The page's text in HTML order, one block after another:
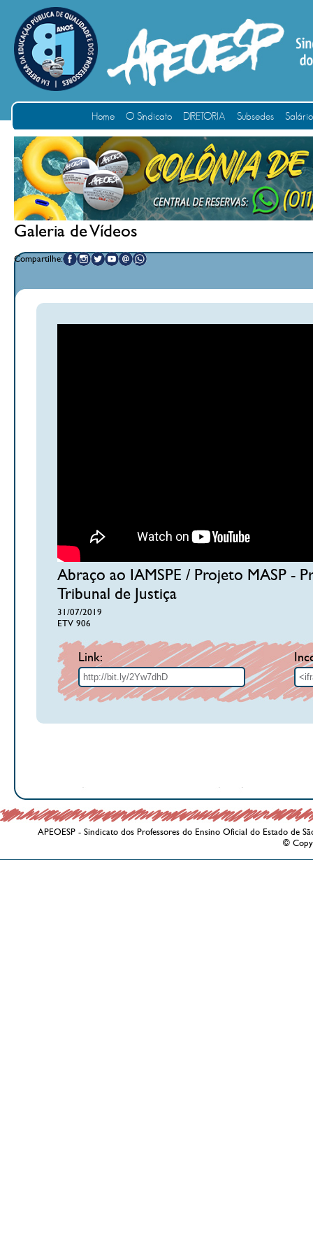
Home O Sindicato DIRETORIA Subsedes
Galeria de Vídeos
Compartilhe:
Abraço ao IAMSPE / Projeto MASP -
Tribunal de Justiça
31/07/2019
ETV 906
Link:
APEOESP - Sindicato dos Professores do Ensino Oficial do Estado de
©